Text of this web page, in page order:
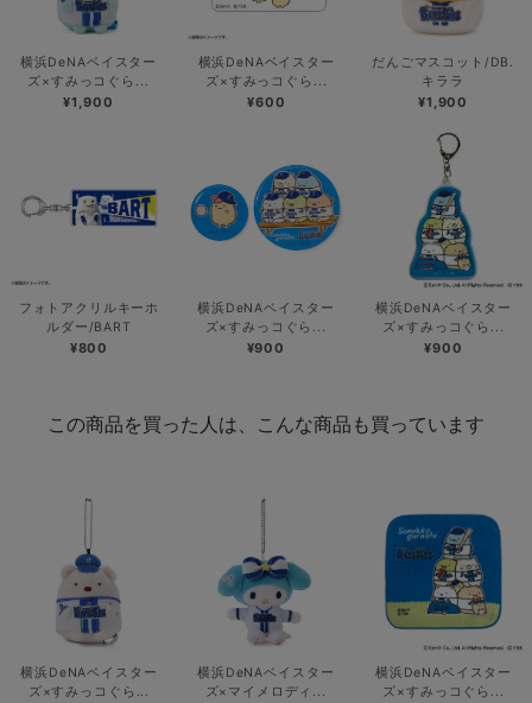
横浜DeNAベイスター
ズ×すみっコぐら...
¥1,900
横浜DeNAベイスター
ズ×すみっコぐら...
¥600
だんごマスコット/DB.
キララ
¥1,900
フォトアクリルキーホ
ルダー/BART
¥800
横浜DeNAベイスター
ズ×すみっコぐら...
¥900
横浜DeNAベイスター
ズ×すみっコぐら...
¥900
この商品を買った人は、こんな商品も買っています
横浜DeNAベイスター
ズ×すみっコぐら...
横浜DeNAベイスター
ズ×マイメロディ...
横浜DeNAベイスター
ズ×すみっコぐら...